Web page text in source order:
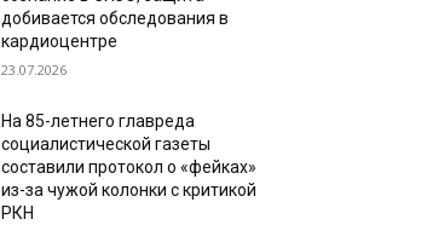
добивается обследования в
кардиоцентре
23.07.2026
На 85-летнего главреда
социалистической газеты
составили протокол о «фейках»
из-за чужой колонки с критикой
РКН